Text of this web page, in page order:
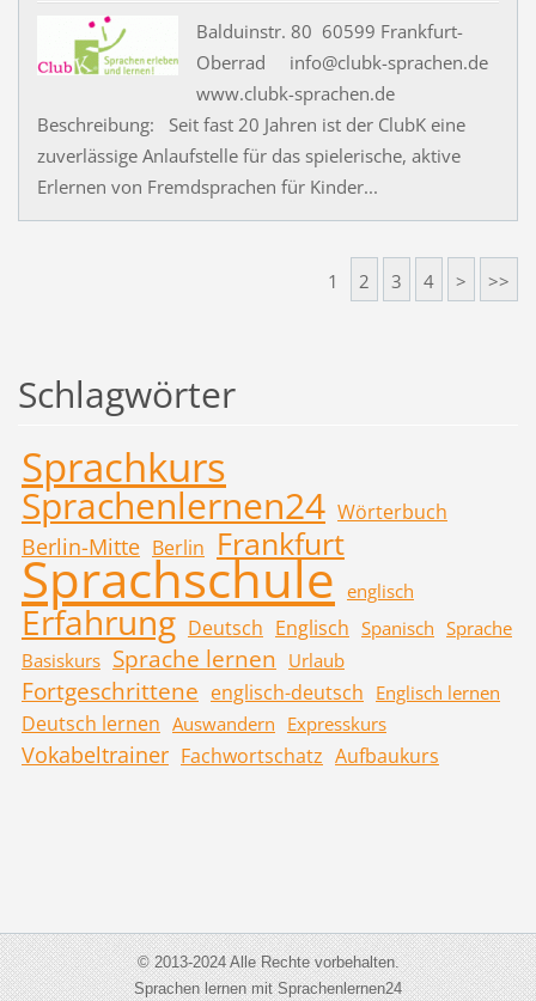
Balduinstr. 80 60599 Frankfurt-
Oberrad info@clubk-sprachen.de
www.clubk-sprachen.de
Beschreibung: Seit fast 20 Jahren ist der ClubK eine
zuverlässige Anlaufstelle für das spielerische, aktive
Erlernen von Fremdsprachen für Kinder...
1 2 3 4 > >>
Schlagwörter
Sprachkurs
Sprachenlernen24 Wörterbuch
Berlin-Mitte Berlin Frankfurt
Sprachschule englisch
Erfahrung Deutsch Englisch Spanisch Sprache
Basiskurs Sprache lernen Urlaub
Fortgeschrittene englisch-deutsch Englisch lernen
Deutsch lernen Auswandern Expresskurs
Vokabeltrainer Fachwortschatz Aufbaukurs
© 2013-2024 Alle Rechte vorbehalten.
Sprachen lernen mit Sprachenlernen24